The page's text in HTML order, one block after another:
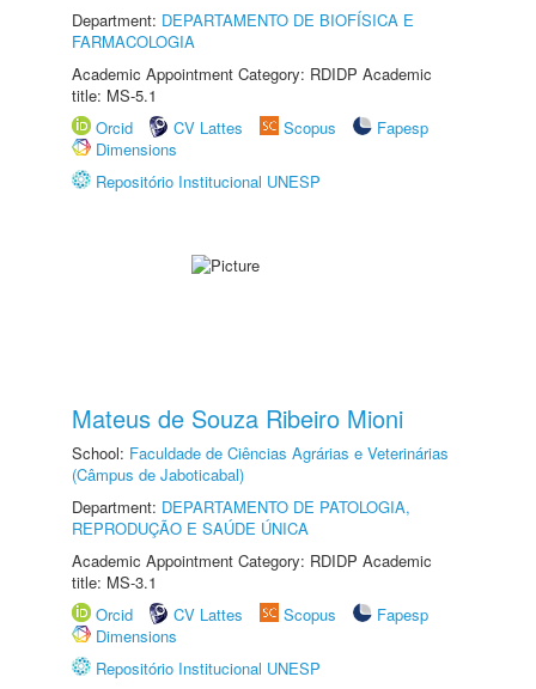
Department: DEPARTAMENTO DE BIOFÍSICA E
FARMACOLOGIA
Academic Appointment Category: RDIDP Academic
title: MS-5.1
Orcid
CV Lattes Scopus
Fapesp
Dimensions
Repositório Institucional UNESP
Mateus de Souza Ribeiro Mioni
School: Faculdade de Ciências Agrárias e Veterinárias
(Câmpus de Jaboticabal)
Department: DEPARTAMENTO DE PATOLOGIA,
REPRODUÇÃO E SAÚDE ÚNICA
Academic Appointment Category: RDIDP Academic
title: MS-3.1
Orcid
CV Lattes Scopus
Fapesp
Dimensions
Repositório Institucional UNESP